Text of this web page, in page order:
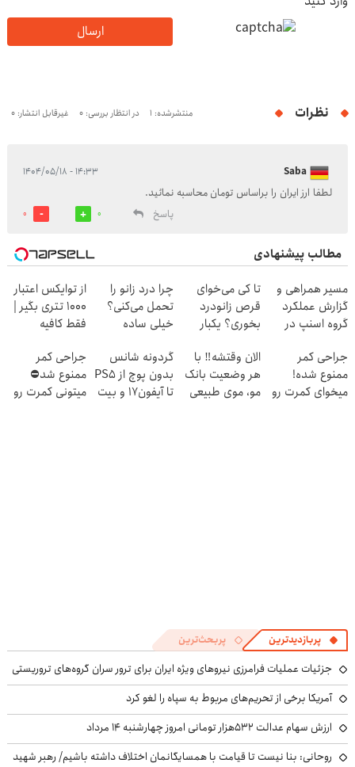
ارسال
نظرات منتشرشده: 1 در انتظار بررسی: 0 غیرقابل انتشار: 0
Saba ۱۴:۳۳ - ۱۴۰۴/۰۵/۱۸
لطفا ارز ایران را براساس تومان محاسبه نمائید.
پاسخ
0
0
مطالب پیشنهادی
مسیر همراهی و
گزارش عملکرد
گروه اسنپ در
تا کی می‌خوای
قرص زانودرد
بخوری؟ یکبار
کن
چرا درد زانو را
تحمل می‌کنی؟
خیلی ساده
کن
از توایکس اعتبار
۱۰۰۰ تتری بگیر |
فقط کافیه
!!!
جراحی کمر
ممنوع شده!
میخوای کمرت رو
الان وقتشه‼️ با
هر وضعیت بانک
مو، موی طبیعی
گردونه شانس
بدون پوچ از PS5
تا آیفون17 و بیت
جراحی کمر
ممنوع شد⛔
میتونی کمرت رو
پربازدیدترین پربحث‌ترین
جزئیات عملیات فرامرزی نیروهای ویژه ایران برای ترور سران گروه‌های تروریستی
آمریکا برخی از تحریم‌های مربوط به سپاه را لغو کرد
ارزش سهام عدالت ۵۳۲هزار تومانی امروز چهارشنبه ۱۴ مرداد
روحانی: بنا نیست تا قیامت با همسایگانمان اختلاف داشته باشیم/ رهبر شهید